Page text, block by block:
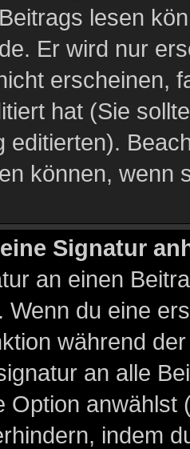
lesen
Er wird nur
erscheinen,
hat (Sie
editierten).
können, wenn
Signatur
an einen
Wenn du eine
während
an alle
Option anwählst
indem